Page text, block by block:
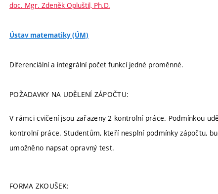
doc. Mgr. Zdeněk Opluštil, Ph.D.
Ústav matematiky (ÚM)
Diferenciální a integrální počet funkcí jedné proměnné.
POŽADAVKY NA UDĚLENÍ ZÁPOČTU:
V rámci cvičení jsou zařazeny 2 kontrolní práce. Podmínkou
kontrolní práce. Studentům, kteří nesplní podmínky zápočtu,
umožněno napsat opravný test.
FORMA ZKOUŠEK: